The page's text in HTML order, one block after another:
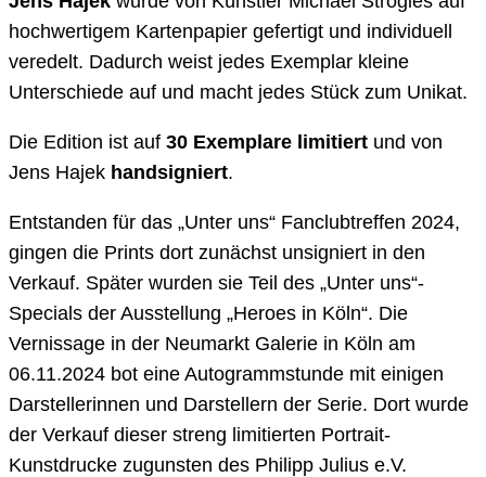
hochwertigem Kartenpapier gefertigt und individuell
veredelt. Dadurch weist jedes Exemplar kleine
Unterschiede auf und macht jedes Stück zum Unikat.
Die Edition ist auf 30 Exemplare limitiert und von
Jens Hajek handsigniert.
Entstanden für das „Unter uns“ Fanclubtreffen 2024,
gingen die Prints dort zunächst unsigniert in den
Verkauf. Später wurden sie Teil des „Unter uns“-
Specials der Ausstellung „Heroes in Köln“. Die
Vernissage in der Neumarkt Galerie in Köln am
06.11.2024 bot eine Autogrammstunde mit einigen
Darstellerinnen und Darstellern der Serie. Dort wurde
der Verkauf dieser streng limitierten Portrait-
Kunstdrucke zugunsten des Philipp Julius e.V.